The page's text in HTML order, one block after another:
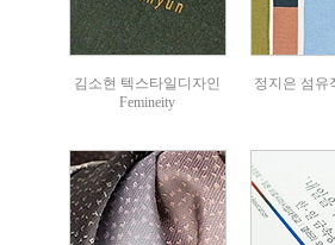
김소현 텍스타일디자인
Femineity
정지은 섬유